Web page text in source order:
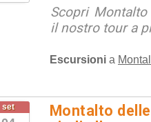
Scopri
il nostro tour a
Escursioni a
set
Montalto